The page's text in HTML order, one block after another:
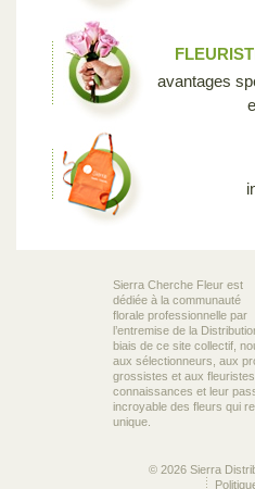
avantages
Sierra Cherche Fleur est
dédiée à la communauté
florale professionnelle par
l’entremise de la
biais de ce site collectif,
aux sélectionneurs, aux
grossistes et aux
connaissances et leur
incroyable des fleurs qui
unique.
© 2026 Sierra